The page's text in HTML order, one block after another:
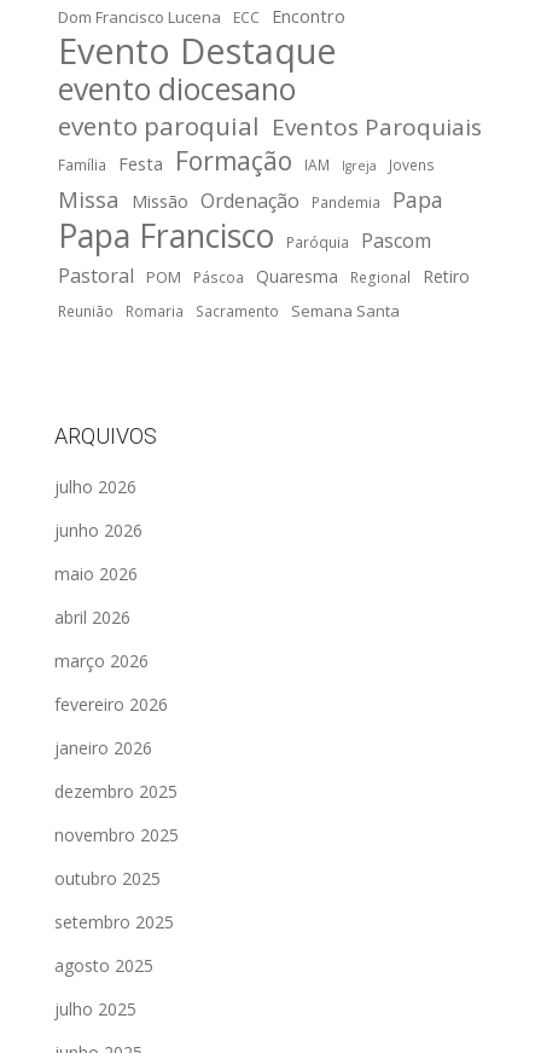
Dom Francisco Lucena
ECC Encontro
Evento Destaque
evento diocesano
evento paroquial Eventos Paroquiais
Família Festa Formação IAM Igreja Jovens
Missa Missão Ordenação Pandemia Papa
Papa Francisco Paróquia
Pascom
Pastoral
POM Páscoa Quaresma Regional Retiro
Reunião Romaria Sacramento Semana Santa
ARQUIVOS
julho 2026
junho 2026
maio 2026
abril 2026
março 2026
fevereiro 2026
janeiro 2026
dezembro 2025
novembro 2025
outubro 2025
setembro 2025
agosto 2025
julho 2025